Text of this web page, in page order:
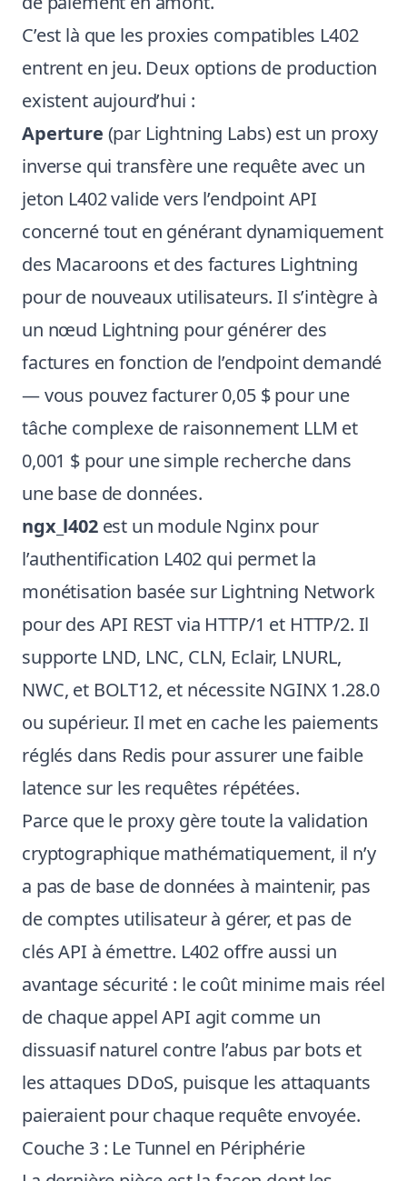
C’est là que les proxies compatibles L402
entrent en jeu. Deux options de production
existent aujourd’hui :
Aperture (par Lightning Labs) est un proxy
inverse qui transfère une requête avec un
jeton L402 valide vers l’endpoint API
concerné tout en générant dynamiquement
des Macaroons et des factures Lightning
pour de nouveaux utilisateurs. Il s’intègre à
un nœud Lightning pour générer des
factures en fonction de l’endpoint demandé
— vous pouvez facturer 0,05 $ pour une
tâche complexe de raisonnement LLM et
0,001 $ pour une simple recherche dans
une base de données.
ngx_l402est un module Nginx pour
l’authentification L402 qui permet la
monétisation basée sur Lightning Network
pour des API REST via HTTP/1 et HTTP/2. Il
supporte LND, LNC, CLN, Eclair, LNURL,
NWC, et BOLT12, et nécessite NGINX 1.28.0
ou supérieur. Il met en cache les paiements
réglés dans Redis pour assurer une faible
latence sur les requêtes répétées.
Parce que le proxy gère toute la validation
cryptographique mathématiquement, il n’y
a pas de base de données à maintenir, pas
de comptes utilisateur à gérer, et pas de
clés API à émettre. L402 offre aussi un
avantage sécurité : le coût minime mais réel
de chaque appel API agit comme un
dissuasif naturel contre l’abus par bots et
les attaques DDoS, puisque les attaquants
paieraient pour chaque requête envoyée.
Couche 3 : Le Tunnel en Périphérie